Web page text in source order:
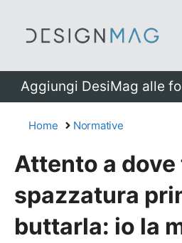
Aggiungi DesiMag alle
Home Normative
Attento a dove
spazzatura
buttarla: io la